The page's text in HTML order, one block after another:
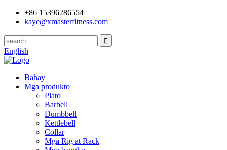
+86 15396286554
kaye@xmasterfitness.com
English
Bahay
Mga produkto
Plato
Barbell
Dumbbell
Kettlebell
Collar
Mga Rig at Rack